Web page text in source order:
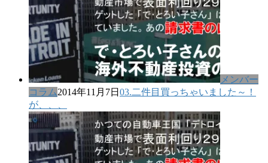
メンバー
コラム2014年11月7日 03.二件目買っちゃいました～！
が、、、